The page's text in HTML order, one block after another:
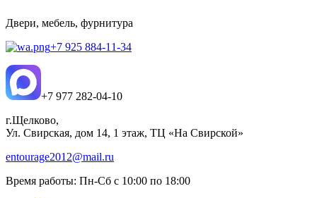
Двери, мебель, фурнитура
+7 925 884-11-34
+7 977 282-04-10
г.Щелково,
Ул. Свирская, дом 14, 1 этаж, ТЦ «На Свирской»
entourage2012@mail.ru
Время работы: Пн-Сб с 10:00 по 18:00